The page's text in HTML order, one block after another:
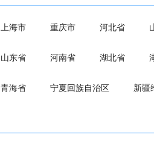
上海市 重庆市 河北省
山东省 河南省 湖北省
青海省 宁夏回族自治区 新疆